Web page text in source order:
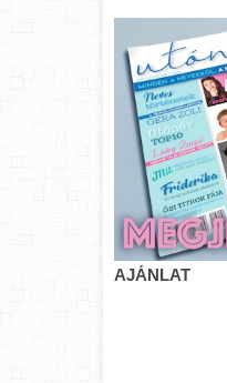
AJÁNLAT